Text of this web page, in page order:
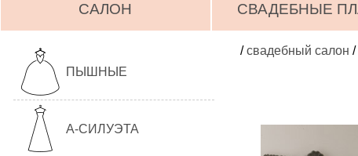
САЛОН СВАДЕБНЫЕ
ПЫШНЫЕ
А-СИЛУЭТА
/свадебный салон /